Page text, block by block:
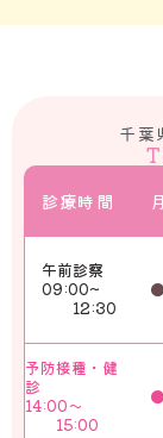
千葉
診療時間 月
午前診察
09:00~
12:30
●
予防接種・健
診
14:00～
15:00
●